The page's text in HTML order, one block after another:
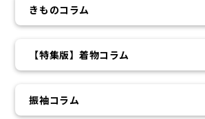
きものコラム
【特集版】着物コラム
振袖コラム